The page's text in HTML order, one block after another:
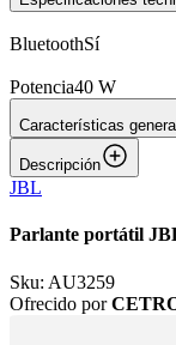
BluetoothSí
Potencia40 W
Características
Descripción
JBL
Parlante portátil
Sku: AU3259
Ofrecido por